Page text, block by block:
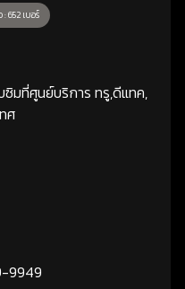
652 เบอร์
มที่ศูนย์บริการ ทรู,ดีแทค,
ศ
9949